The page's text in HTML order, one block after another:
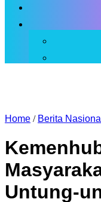
Home / Berita Nasional
Untung-